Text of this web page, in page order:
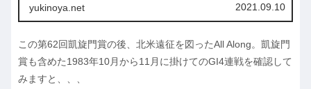
yukinoya.net 2021.09.10
この第62回凱旋門賞の後、北米遠征を図ったAll Along。凱旋門
賞も含めた1983年10月から11月に掛けてのGI4連戦を確認して
みますと、、、